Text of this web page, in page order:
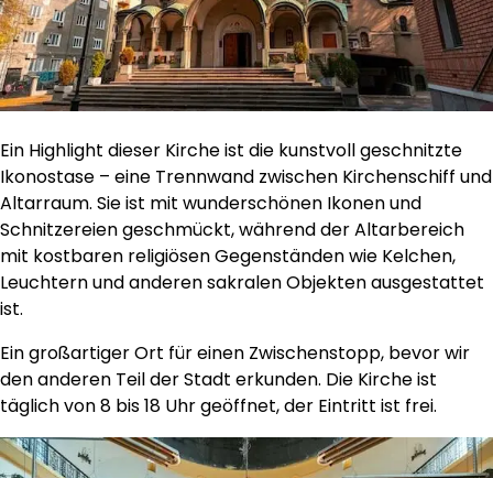
Ein Highlight dieser Kirche ist die kunstvoll geschnitzte
Ikonostase – eine Trennwand zwischen Kirchenschiff und
Altarraum. Sie ist mit wunderschönen Ikonen und
Schnitzereien geschmückt, während der Altarbereich
mit kostbaren religiösen Gegenständen wie Kelchen,
Leuchtern und anderen sakralen Objekten ausgestattet
ist.
Ein großartiger Ort für einen Zwischenstopp, bevor wir
den anderen Teil der Stadt erkunden. Die Kirche ist
täglich von 8 bis 18 Uhr geöffnet, der Eintritt ist frei.